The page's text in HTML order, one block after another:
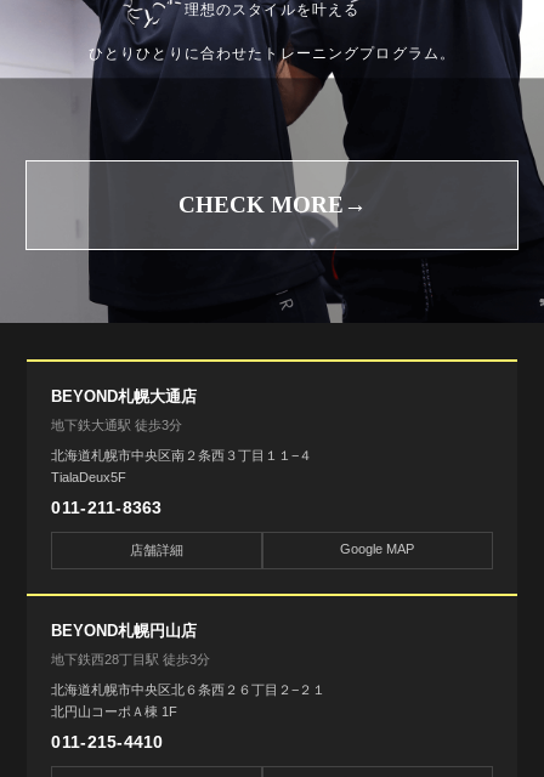
理想のスタイルを叶える
ひとりひとりに合わせたトレーニングプログラム。
CHECK MORE→
BEYOND札幌大通店
地下鉄大通駅 徒歩3分
北海道札幌市中央区南２条西３丁目１１−４
TialaDeux5F
011-211-8363
店舗詳細 Google MAP
BEYOND札幌円山店
地下鉄西28丁目駅 徒歩3分
北海道札幌市中央区北６条西２６丁目２−２１
北円山コーポＡ棟 1F
011-215-4410